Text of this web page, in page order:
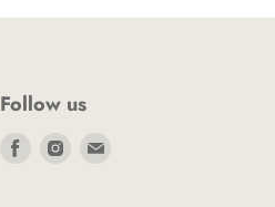
Follow us
Finde
Finde